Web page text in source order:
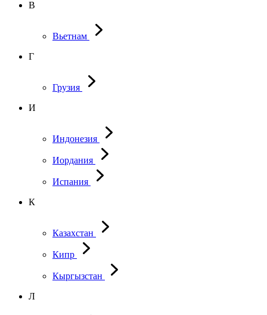
В
Вьетнам
Г
Грузия
И
Индонезия
Иордания
Испания
К
Казахстан
Кипр
Кыргызстан
Л